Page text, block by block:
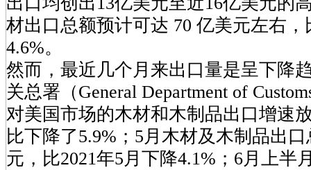
材出口总额预计可达 70 亿美元左右
4.6%。
然而，最近几个月来出口量是呈下降
关总署（General Department of
对美国市场的木材和木制品出口增速
比下降了5.9%；5月木材及木制品出
元，比2021年5月下降4.1%；6月上半